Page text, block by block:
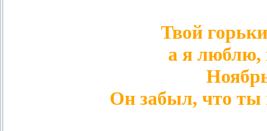
Твой
а я люблю,
Он забыл, что ты